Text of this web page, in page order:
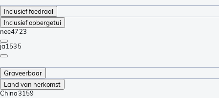
Inclusief foedraal
Inclusief opbergetui
nee4723
ja1535
Graveerbaar
Land van herkomst
China3159